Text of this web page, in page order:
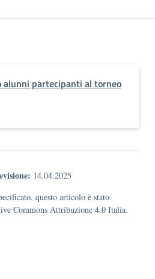
alunni partecipanti al torneo
14.04.2025
questo articolo è stato
Commons Attribuzione 4.0 Italia.